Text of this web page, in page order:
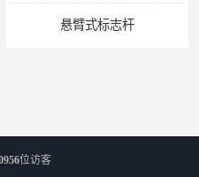
悬臂式标志杆
位访客